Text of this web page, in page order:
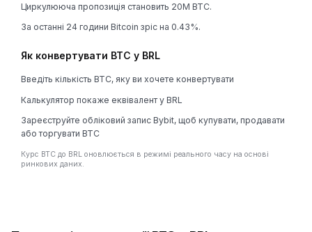
Циркулююча пропозиція становить 20M BTC.
За останні 24 години Bitcoin зріс на 0.43%.
Як конвертувати BTC у BRL
Введіть кількість BTC, яку ви хочете конвертувати
Калькулятор покаже еквівалент у BRL
Зареєструйте обліковий запис Bybit, щоб купувати, продавати
або торгувати BTC
Курс BTC до BRL оновлюється в режимі реального часу на основі
ринкових даних.